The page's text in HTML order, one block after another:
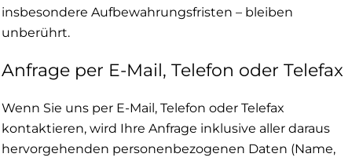
insbesondere Aufbewahrungsfristen – bleiben
unberührt.
Anfrage per E-Mail, Telefon oder Telefax
Wenn Sie uns per E-Mail, Telefon oder Telefax
kontaktieren, wird Ihre Anfrage inklusive aller daraus
hervorgehenden personenbezogenen Daten (Name,